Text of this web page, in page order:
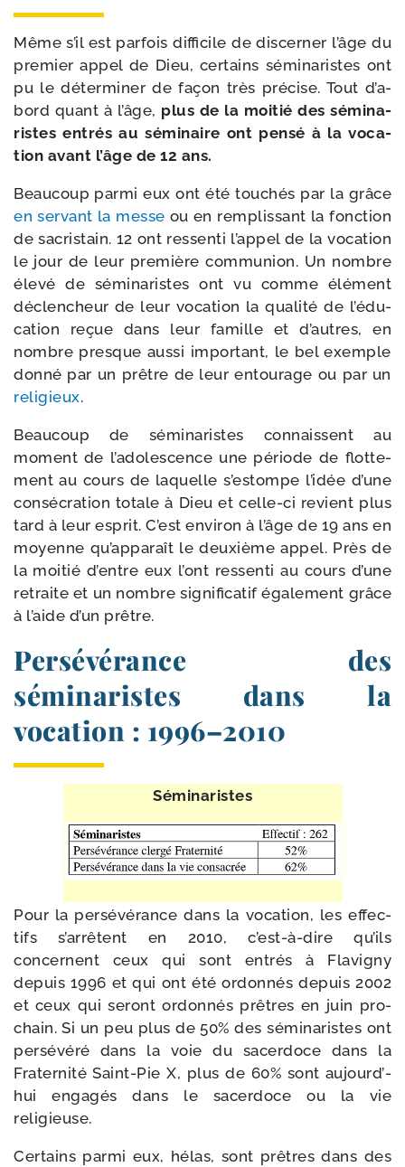
Même s’il est par­fois dif­fi­cile de dis­cer­ner l’âge du
pre­mier appel de Dieu, cer­tains sémi­na­ristes ont
pu le déter­mi­ner de façon très pré­cise. Tout d’a­
bord quant à l’âge, plus de la moi­tié des sémi­na­
ristes entrés au sémi­naire ont pen­sé à la voca­
tion avant l’âge de 12 ans.
Beaucoup par­mi eux ont été tou­chés par la grâce
en ser­vant la messe ou en rem­plis­sant la fonc­tion
de sacris­tain. 12 ont res­sen­ti l’ap­pel de la voca­tion
le jour de leur pre­mière com­mu­nion. Un nombre
éle­vé de sémi­na­ristes ont vu comme élé­ment
déclen­cheur de leur voca­tion la qua­li­té de l’é­du­
ca­tion reçue dans leur famille et d’autres, en
nombre presque aus­si impor­tant, le bel exemple
don­né par un prêtre de leur entou­rage ou par un
reli­gieux.
Beaucoup de sémi­na­ristes connaissent au
moment de l’a­do­les­cence une période de flot­te­
ment au cours de laquelle s’es­tompe l’i­dée d’une
consé­cra­tion totale à Dieu et celle-​ci revient plus
tard à leur esprit. C’est envi­ron à l’âge de 19 ans en
moyenne qu’ap­pa­raît le deuxième appel. Près de
la moi­tié d’entre eux l’ont res­sen­ti au cours d’une
retraite et un nombre signi­fi­ca­tif éga­le­ment grâce
à l’aide d’un prêtre.
Persévérance des
séminaristes dans la
vocation : 1996–2010
Séminaristes
Pour la per­sé­vé­rance dans la voca­tion, les effec­
tifs s’ar­rêtent en 2010, c’est-​à-​dire qu’ils
concernent ceux qui sont entrés à Flavigny
depuis 1996 et qui ont été ordon­nés depuis 2002
et ceux qui seront ordon­nés prêtres en juin pro­
chain. Si un peu plus de 50% des sémi­na­ristes ont
per­sé­vé­ré dans la voie du sacer­doce dans la
Fraternité Saint-​Pie X, plus de 60% sont aujourd’­
hui enga­gés dans le sacer­doce ou la vie
religieuse.
Certains par­mi eux, hélas, sont prêtres dans des